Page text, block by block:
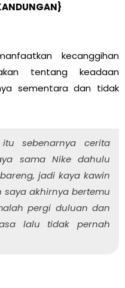
kecanggihan
tentang keadaan
sementara dan tidak
itu sebenarnya cerita
sama Nike dahulu
jadi kaya kawin
saya akhirnya bertemu
pergi duluan dan
lalu tidak pernah